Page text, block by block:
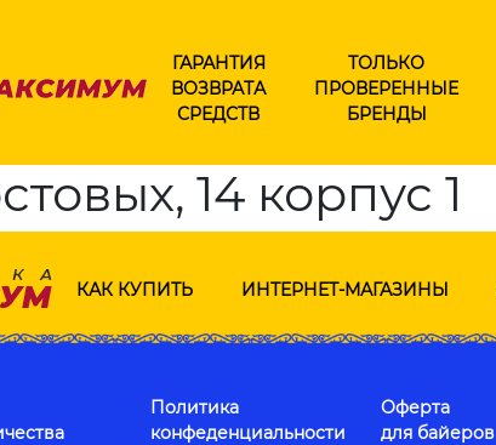
ГАРАНТИЯ
ВОЗВРАТА
СРЕДСТВ
ТОЛЬКО
ПРОВЕРЕННЫЕ
БРЕНДЫ
14 корпус 1
КАК КУПИТЬ ИНТЕРНЕТ-МАГАЗИНЫ
Политика
конфеденциальности
Оферта
для байеров